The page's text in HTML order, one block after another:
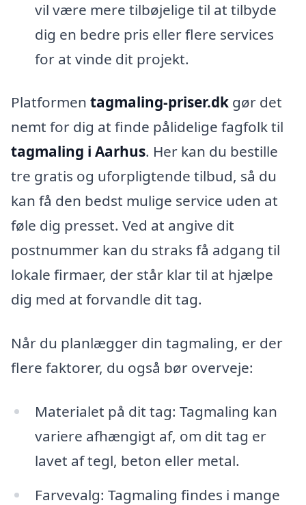
vil være mere tilbøjelige til at tilbyde
dig en bedre pris eller flere services
for at vinde dit projekt.
Platformen tagmaling-priser.dk gør det
nemt for dig at finde pålidelige fagfolk til
tagmaling i Aarhus. Her kan du bestille
tre gratis og uforpligtende tilbud, så du
kan få den bedst mulige service uden at
føle dig presset. Ved at angive dit
postnummer kan du straks få adgang til
lokale firmaer, der står klar til at hjælpe
dig med at forvandle dit tag.
Når du planlægger din tagmaling, er der
flere faktorer, du også bør overveje:
Materialet på dit tag: Tagmaling kan
variere afhængigt af, om dit tag er
lavet af tegl, beton eller metal.
Farvevalg: Tagmaling findes i mange